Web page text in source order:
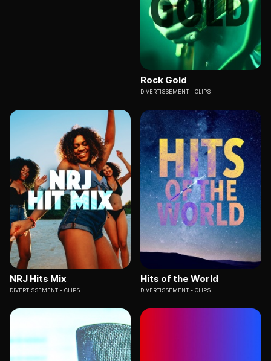
Rock Gold
DIVERTISSEMENT CLIPS
NRJ Hits Mix
DIVERTISSEMENT CLIPS
Hits of the World
DIVERTISSEMENT CLIPS